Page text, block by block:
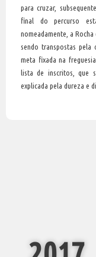
para cruzar,
final do percurso
nomeadamente, a Rocha
sendo transpostas pela
meta fixada na
lista de inscritos, que
explicada pela dureza e